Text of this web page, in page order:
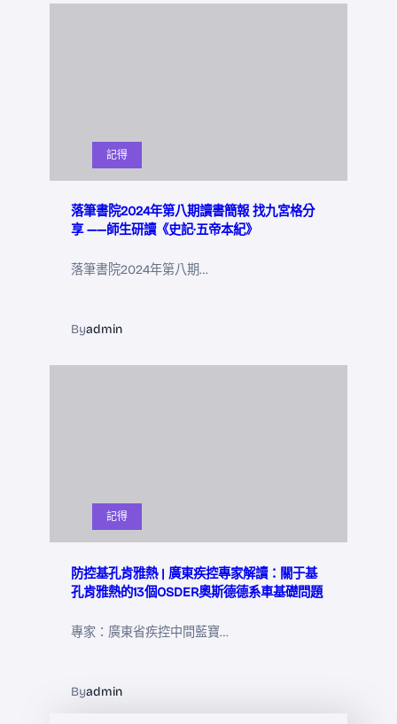
記得
落筆書院2024年第八期讀書簡報 找九宮格分
享 ——師生研讀《史記·五帝本紀》
落筆書院2024年第八期…
Byadmin
記得
防控基孔肯雅熱 | 廣東疾控專家解讀：關于基
孔肯雅熱的13個OSDER奧斯德德系車基礎問題
專家：廣東省疾控中間藍寶…
Byadmin